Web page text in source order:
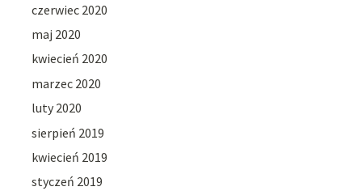
czerwiec 2020
maj 2020
kwiecień 2020
marzec 2020
luty 2020
sierpień 2019
kwiecień 2019
styczeń 2019